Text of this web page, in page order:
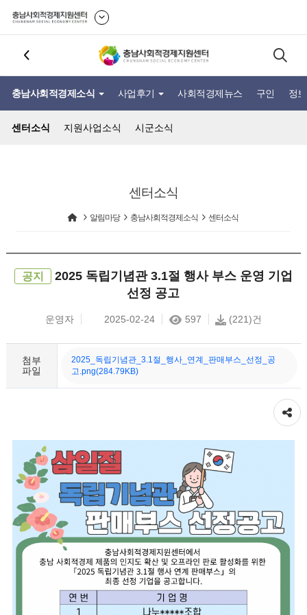
충남사회적경제소식 사업후기 사회적경제뉴스 구인 정
센터소식 지원사업소식 시군소식
센터소식
알림마당 충남사회적경제소식 센터소식
공지
2025 독립기념관 3.1절 행사 부스 운영 기업
선정 공고
운영자 2025-02-24 597 (221)건
첨부
파일
2025_독립기념관_3.1절_행사_연계_판매부스_선정_공
고.png(284.79KB)
공유하기